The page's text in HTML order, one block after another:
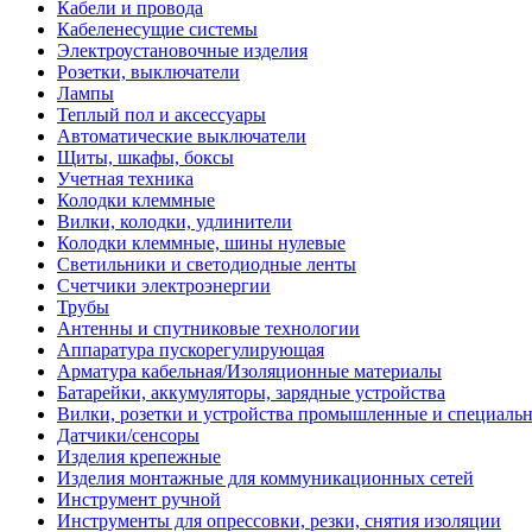
Кабели и провода
Кабеленесущие системы
Электроустановочные изделия
Розетки, выключатели
Лампы
Теплый пол и аксессуары
Автоматические выключатели
Щиты, шкафы, боксы
Учетная техника
Колодки клеммные
Вилки, колодки, удлинители
Колодки клеммные, шины нулевые
Светильники и светодиодные ленты
Счетчики электроэнергии
Трубы
Антенны и спутниковые технологии
Аппаратура пускорегулирующая
Арматура кабельная/Изоляционные материалы
Батарейки, аккумуляторы, зарядные устройства
Вилки, розетки и устройства промышленные и
Датчики/сенсоры
Изделия крепежные
Изделия монтажные для коммуникационных сетей
Инструмент ручной
Инструменты для опрессовки, резки, снятия изоляции